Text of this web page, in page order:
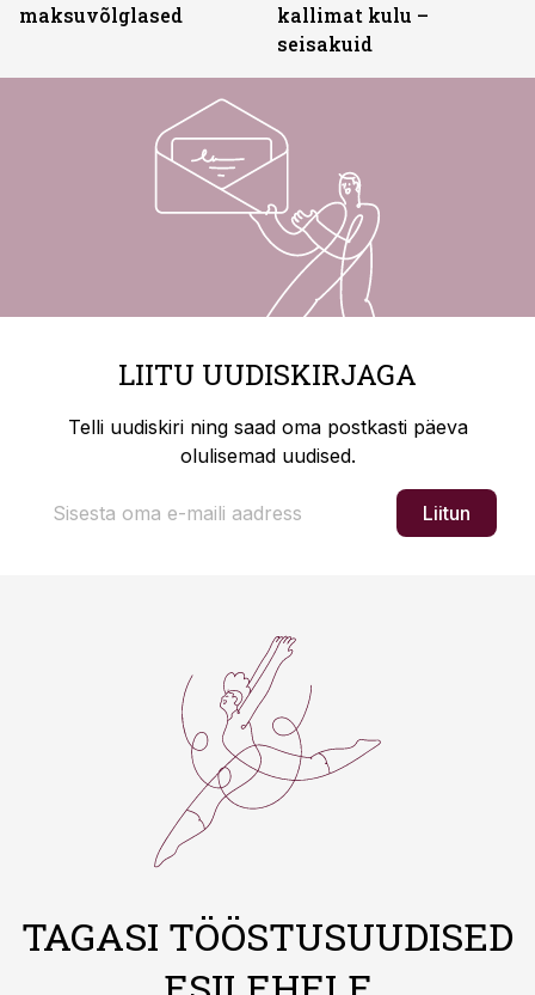
maksuvõlglased
kallimat kulu –
seisakuid
LIITU UUDISKIRJAGA
Telli uudiskiri ning saad oma postkasti päeva
olulisemad uudised.
Liitun
TAGASI TÖÖSTUSUUDISED